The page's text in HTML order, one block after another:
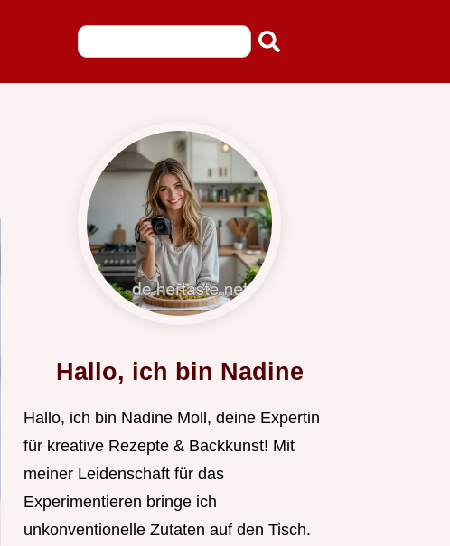
Hallo, ich bin Nadine
Hallo, ich bin Nadine Moll, deine Expertin
für kreative Rezepte & Backkunst! Mit
meiner Leidenschaft für das
Experimentieren bringe ich
unkonventionelle Zutaten auf den Tisch.